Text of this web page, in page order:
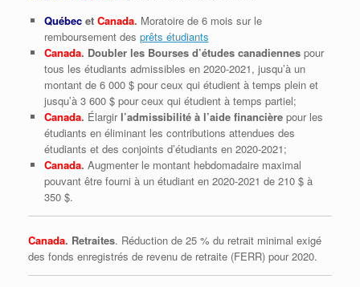
Québecet Canada. Moratoire de 6 mois sur le
remboursement des prêts étudiants
Canada. Doubler les Bourses d’études canadiennes pour
tous les étudiants admissibles en 2020-2021, jusqu’à un
montant de 6 000 $ pour ceux qui étudient à temps plein et
jusqu’à 3 600 $ pour ceux qui étudient à temps partiel;
Canada. Élargir l’admissibilité à l’aide financièrepour les
étudiants en éliminant les contributions attendues des
étudiants et des conjoints d’étudiants en 2020-2021;
Canada. Augmenter le montant hebdomadaire maximal
pouvant être fourni à un étudiant en 2020-2021 de 210 $ à
350 $.
Canada. Retraites. Réduction de 25 % du retrait minimal exigé
des fonds enregistrés de revenu de retraite (FERR) pour 2020.